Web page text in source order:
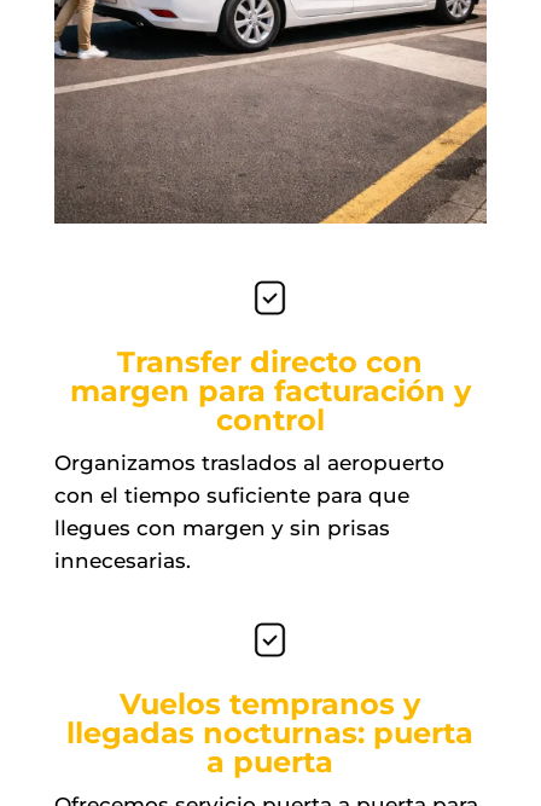
Transfer directo con
margen para facturación y
control
Organizamos traslados al aeropuerto
con el tiempo suficiente para que
llegues con margen y sin prisas
innecesarias.
Vuelos tempranos y
llegadas nocturnas: puerta
a puerta